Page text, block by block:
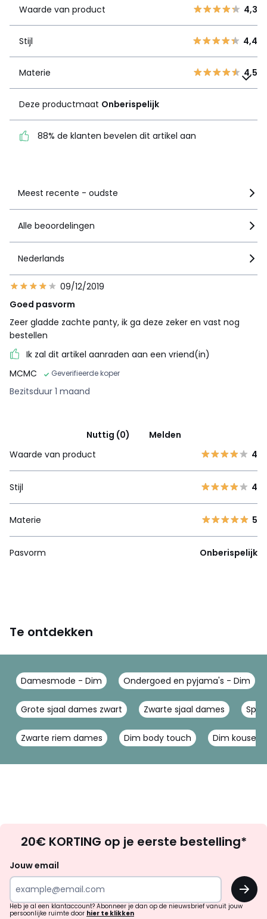
1
2 0
3
Deze productmaat
dit artikel aan
Waarde van product 4,3
Stijl 4,4
Materie 4,5
Deze productmaat Onberispelijk
88% de klanten bevelen dit artikel aan
Meest recente - oudste
Alle beoordelingen
Nederlands
09/12/2019
Goed pasvorm
Zeer gladde zachte panty, ik ga deze zeker en vast nog
bestellen
Ik zal dit artikel aanraden aan een vriend(in)
MCMC
Geverifieerde koper
Bezitsduur 1 maand
Nuttig (0)
Melden
Waarde van product
4
Stijl 4
Materie 5
Pasvorm Onberispelijk
Te ontdekken
Damesmode - Dim Ondergoed en pyjama's - Dim
Grote sjaal dames zwart Zwarte sjaal dames
Zwarte riem dames Dim body touch Dim kousen
zoek
inspiratie
verrassingen?
20€ KORTING op je eerste bestelling*
Jouw email
OK
Heb je al een klantaccount? Abonneer je dan op de nieuwsbrief vanuit jouw
persoonlijke ruimte door hier te klikken